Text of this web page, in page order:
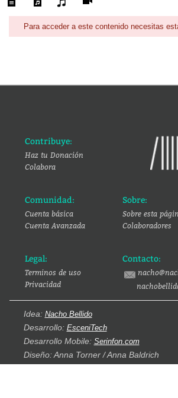
Para acceder a este contenido necesitas
Contribuye:
Haz tu Donación
Colabora
Comunidad:
Cuenta básica
Cuenta Avanzada
Sobre:
Sobre esta
Colaboradores
Legal:
Terminos de uso
Privacidad
Contacto:
Idea: Nacho Bellido
Desarrollo: EsceniTech
Desarrollo Mobile: Serinfon.com
Diseño: Anna Torner / Anna Baldrich